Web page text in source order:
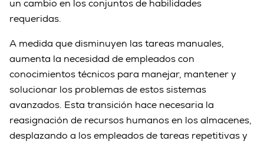
un cambio en los conjuntos de habilidades
requeridas.
A medida que disminuyen las tareas manuales,
aumenta la necesidad de empleados con
conocimientos técnicos para manejar, mantener y
solucionar los problemas de estos sistemas
avanzados. Esta transición hace necesaria la
reasignación de recursos humanos en los almacenes,
desplazando a los empleados de tareas repetitivas y